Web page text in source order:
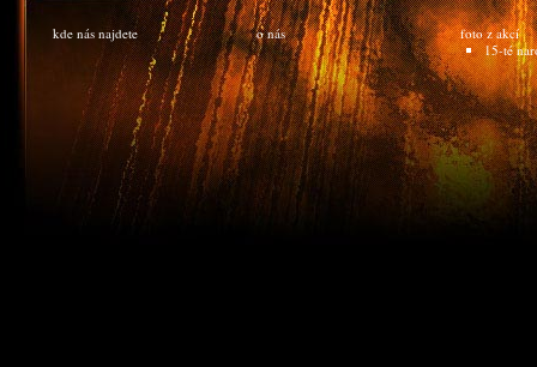
kde nás najdete o nás
foto z akcí
15-té